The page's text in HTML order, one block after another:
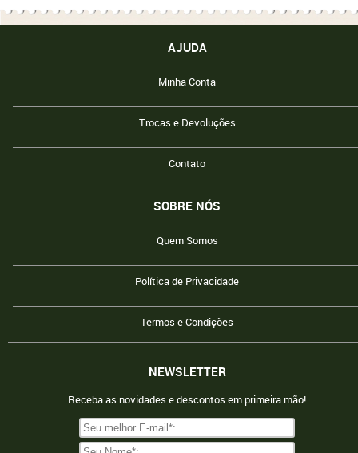
AJUDA
Minha Conta
Trocas e Devoluções
Contato
SOBRE NÓS
Quem Somos
Política de Privacidade
Termos e Condições
NEWSLETTER
Receba as novidades e descontos em primeira mão!